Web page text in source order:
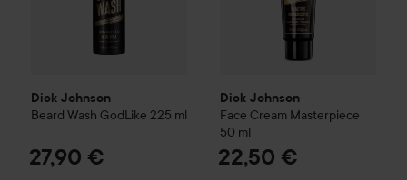
Dick Johnson
Beard Wash GodLike 225 ml
27,90 €
Dick Johnson
Face Cream Masterpiece
50 ml
22,50 €